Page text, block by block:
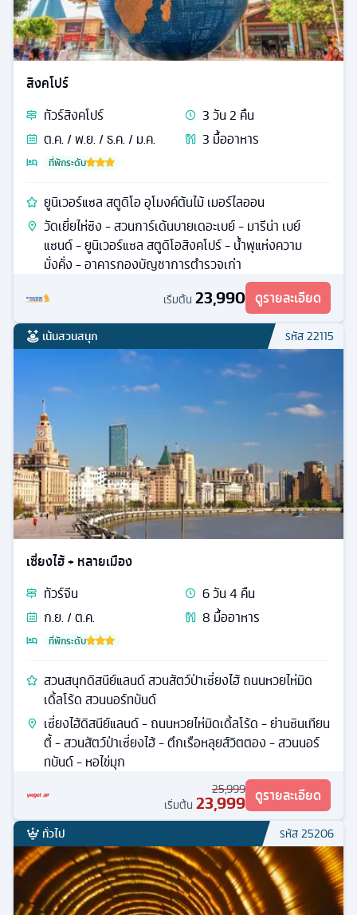
สิงคโปร์
ทัวร์สิงคโปร์ 3วัน2 คืน
ต.ค. / พ.ย. / ธ.ค. / ม.ค.
3 มื้ออาหาร
ที่พักระดับ
ยูนิเวอร์แซล สตูดิโอ อุโมงค์ต้นไม้ เมอร์ไลออน
วัดเยี่ยไห่ซิง - สวนการ์เด้นบายเดอะเบย์ - มารีน่า เบย์
แซนด์ - ยูนิเวอร์แซล สตูดิโอสิงคโปร์ - น้ำพุแห่งความ
มั่งคั่ง - อาคารกองบัญชาการตำรวจเก่า
เริ่มต้น 23,990 ดูรายละเอียด
เน้นสวนสนุก รหัส22115
เซี่ยงไฮ้ + หลายเมือง
ทัวร์จีน 6วัน4 คืน
ก.ย. / ต.ค.
8 มื้ออาหาร
ที่พักระดับ
สวนสนุกดิสนีย์แลนด์ สวนสัตว์ป่าเซี่ยงไฮ้ ถนนหวยไห่มิด
เดิ้ลโร้ด สวนนอร์ทบันด์
เซี่ยงไฮ้ดิสนีย์แลนด์ - ถนนหวยไห่มิดเดิ้ลโร้ด - ย่านซินเทียน
ตี้ - สวนสัตว์ป่าเซี่ยงไฮ้ - ตึกเรือหลุยส์วิตตอง - สวนนอร์
ทบันด์ - หอไข่มุก
25,999
เริ่มต้น 23,999 ดูรายละเอียด
ทั่วไป รหัส25206